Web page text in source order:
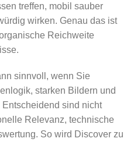
treffen, mobil sauber
wirken. Genau das ist
Reichweite
sinnvoll, wenn Sie
starken Bildern und
sind nicht
Relevanz, technische
So wird Discover zu